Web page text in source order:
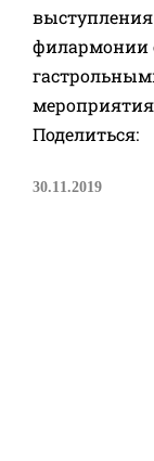
выступления
филармонии
Поделиться:
30.11.2019